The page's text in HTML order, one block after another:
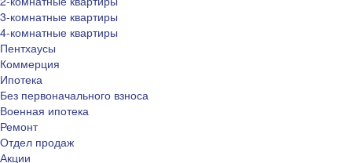
3-комнатные квартиры
4-комнатные квартиры
Пентхаусы
Коммерция
Ипотека
Без первоначального взноса
Военная ипотека
Ремонт
Отдел продаж
Акции